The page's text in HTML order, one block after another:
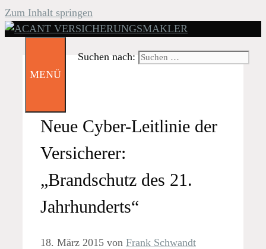
Zum Inhalt springen
Suchen nach:
MENÜ
Neue Cyber-Leitlinie der
Versicherer:
„Brandschutz des 21.
Jahrhunderts“
18. März 2015 von Frank Schwandt